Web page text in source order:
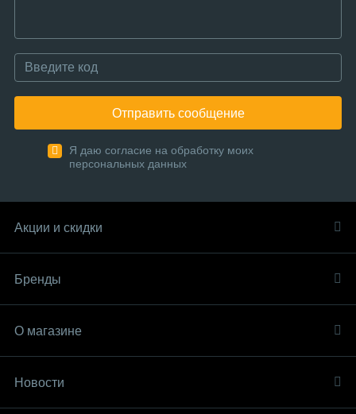
Отправить сообщение
Я даю согласие на обработку моих
персональных данных
Акции и скидки
Бренды
О магазине
Новости